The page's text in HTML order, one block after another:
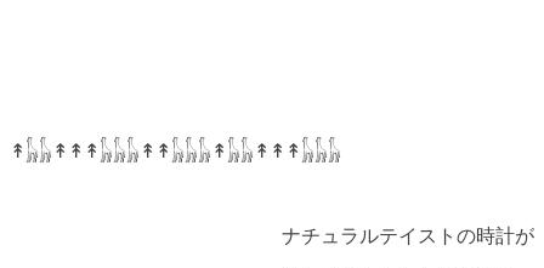
↟𓃱𓃱↟↟↟𓃱𓃱𓃱↟↟𓃱𓃱𓃱↟𓃱𓃱↟↟↟𓃱𓃱𓃱
ナチュラルテイストの時計が